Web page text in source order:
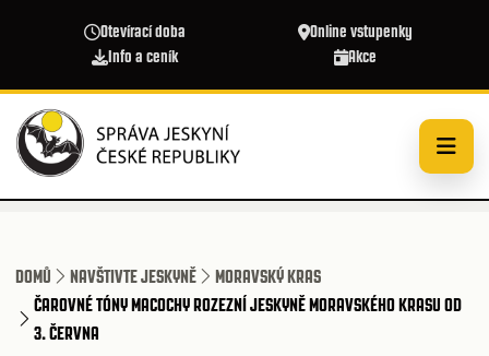
Otevírací doba
Online vstupenky
Info a ceník
Akce
DOMŮ NAVŠTIVTE JESKYNĚ
MORAVSKÝ KRAS
ČAROVNÉ TÓNY MACOCHY ROZEZNÍ JESKYNĚ MORAVSKÉHO KRASU OD
3. ČERVNA